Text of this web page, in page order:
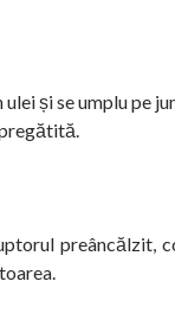
ulei și se umplu pe
preâncălzit,